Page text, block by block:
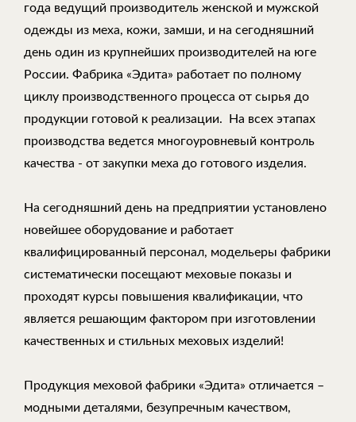
года ведущий производитель женской и мужской
одежды из меха, кожи, замши, и на сегодняшний
день один из крупнейших производителей на юге
России. Фабрика «Эдита» работает по полному
циклу производственного процесса от сырья до
продукции готовой к реализации. На всех этапах
производства ведется многоуровневый контроль
качества - от закупки меха до готового изделия.
На сегодняшний день на предприятии установлено
новейшее оборудование и работает
квалифицированный персонал, модельеры фабрики
систематически посещают меховые показы и
проходят курсы повышения квалификации, что
является решающим фактором при изготовлении
качественных и стильных меховых изделий!
Продукция меховой фабрики «Эдита» отличается –
модными деталями, безупречным качеством,